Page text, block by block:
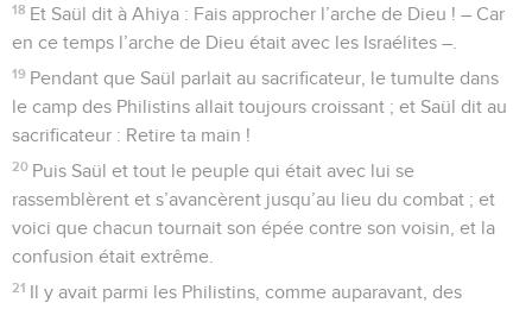
18 Et Saül dit à Ahiya : Fais approcher l’arche de Dieu ! – Car
en ce temps l’arche de Dieu était avec les Israélites –.
19 Pendant que Saül parlait au sacrificateur, le tumulte dans
le camp des Philistins allait toujours croissant ; et Saül dit au
sacrificateur : Retire ta main !
20 Puis Saül et tout le peuple qui était avec lui se
rassemblèrent et s’avancèrent jusqu’au lieu du combat ; et
voici que chacun tournait son épée contre son voisin, et la
confusion était extrême.
21 Il y avait parmi les Philistins, comme auparavant, des